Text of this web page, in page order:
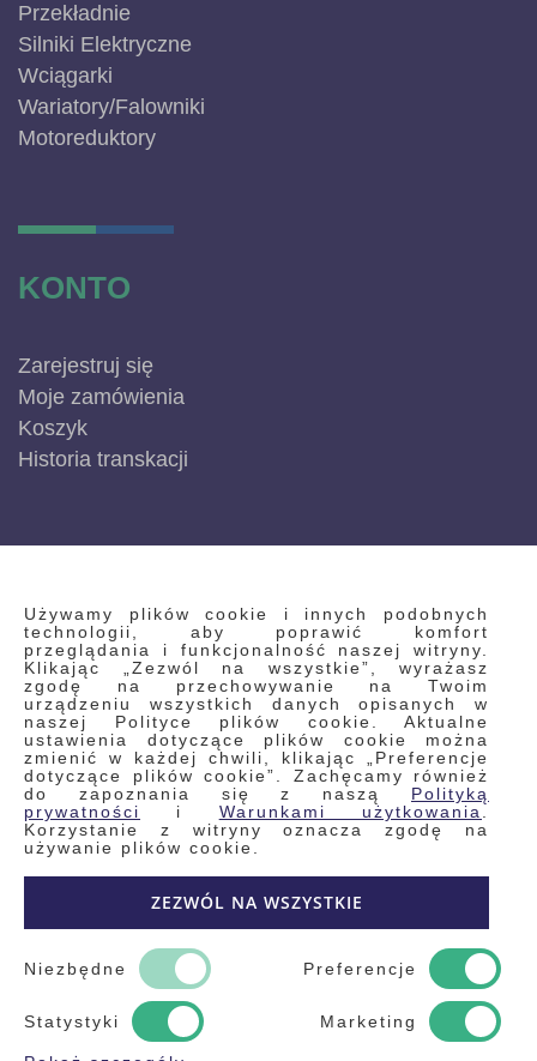
Używamy plików cookie i innych podobnych
technologii, aby poprawić komfort
przeglądania i funkcjonalność naszej witryny.
Klikając „Zezwól na wszystkie”, wyrażasz
zgodę na przechowywanie na Twoim
urządzeniu wszystkich danych opisanych w
naszej Polityce plików cookie. Aktualne
ustawienia dotyczące plików cookie można
zmienić w każdej chwili, klikając „Preferencje
dotyczące plików cookie”. Zachęcamy również
do zapoznania się z naszą Polityką
prywatności
i Warunkami użytkowania
Korzystanie z witryny oznacza zgodę na
używanie plików cookie.
ZEZWÓL NA WSZYSTKIE
Niezbędne Preferencje
Statystyki Marketing
Przekładnie
Silniki Elektryczne
Wciągarki
Wariatory/Falowniki
Motoreduktory
KONTO
Zarejestruj się
Moje zamówienia
Koszyk
Historia transkacji
INFORMACJE
Regulamin
Polityka prywatności i pliki cookie
Wyszukiwane frazy
Wyszukiwanie zaawansowane
Zamówienia
Skontaktuj się z nami
Odstąp od umowy
Kontakt